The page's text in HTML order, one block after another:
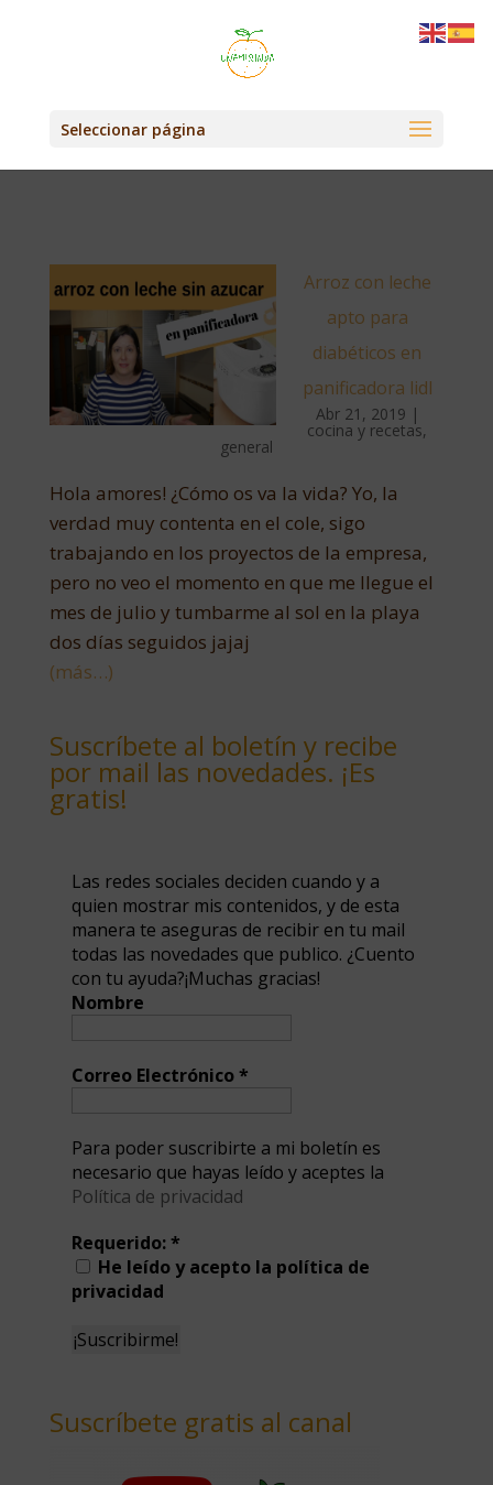
Seleccionar página
Arroz con leche
apto para
diabéticos en
panificadora lidl
Abr 21, 2019 |
cocina y recetas,
general
Hola amores! ¿Cómo os va la vida? Yo, la
verdad muy contenta en el cole, sigo
trabajando en los proyectos de la empresa,
pero no veo el momento en que me llegue el
mes de julio y tumbarme al sol en la playa
dos días seguidos jajaj
(más…)
Suscríbete al boletín y recibe
por mail las novedades. ¡Es
gratis!
Las redes sociales deciden cuando y a
quien mostrar mis contenidos, y de esta
manera te aseguras de recibir en tu mail
todas las novedades que publico. ¿Cuento
con tu ayuda?¡Muchas gracias!
Nombre
Correo Electrónico*
Para poder suscribirte a mi boletín es
necesario que hayas leído y aceptes la
Política de privacidad
Requerido:*
He leído y acepto la política de
privacidad
Suscríbete gratis al canal